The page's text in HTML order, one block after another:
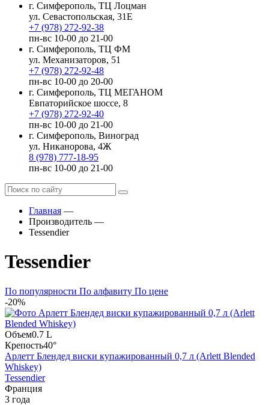
г. Симферополь, ТЦ Лоцман
ул. Севастопольская, 31Е
+7 (978) 272-92-38
пн-вс 10-00 до 21-00
г. Симферополь, ТЦ ФМ
ул. Механизаторов, 51
+7 (978) 272-92-48
пн-вс 10-00 до 20-00
г. Симферополь, ТЦ МЕГАНОМ
Евпаторийское шоссе, 8
+7 (978) 272-92-40
пн-вс 10-00 до 21-00
г. Симферополь, Виноград
ул. Никанорова, 4Ж
8 (978) 777-18-95
пн-вс 10-00 до 21-00
Главная —
Производитель —
Tessendier
Tessendier
По популярности По алфавиту По цене
-20%
Объем0.7 L
Крепость40°
Арлетт Блендед виски купажированный 0,7 л (Arlett Blended
Whiskey)
Tessendier
Франция
3 года